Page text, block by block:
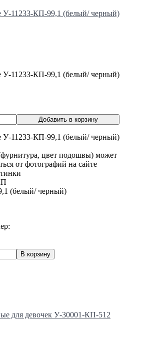
У-11233-КП-99,1 (белый/ черный)
У-11233-КП-99,1 (белый/ черный)
У-11233-КП-99,1 (белый/ черный)
цвет подошвы) может
от фотографий на сайте
(белый/ черный)
для девочек У-30001-КП-512